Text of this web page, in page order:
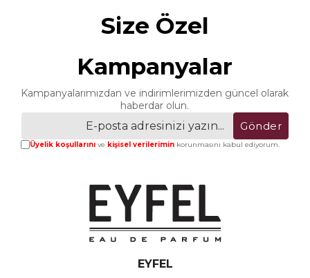
Size Özel
Kampanyalar
Kampanyalarımızdan ve indirimlerimizden güncel olarak
haberdar olun.
Gönder
Üyelik koşullarınıve kişisel verileriminkorunmasını kabul ediyorum.
EYFEL